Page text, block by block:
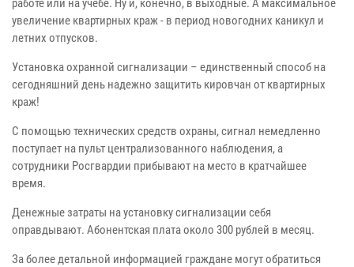
работе или на учебе. Ну и, конечно, в выходные. А максимальное
увеличение квартирных краж - в период новогодних каникул и
летних отпусков.
Установка охранной сигнализации – единственный способ на
сегодняшний день надежно защитить кировчан от квартирных
краж!
С помощью технических средств охраны, сигнал немедленно
поступает на пульт централизованного наблюдения, а
сотрудники Росгвардии прибывают на место в кратчайшее
время.
Денежные затраты на установку сигнализации себя
оправдывают. Абонентская плата около 300 рублей в месяц.
За более детальной информацией граждане могут обратиться